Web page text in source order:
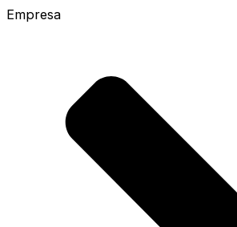
Empresa